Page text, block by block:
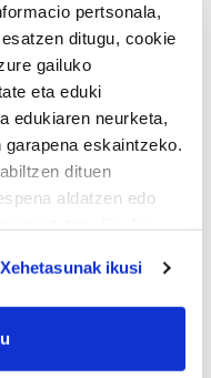
pertsonala,
ditugu, cookie
gailuko
eta eduki
edukiaren neurketa,
eskaintzeko.
dituen
aldatzen edo
geographical
Xehetasunak ikusi